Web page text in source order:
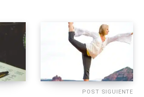
POST SIGUIENTE